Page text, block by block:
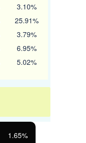
3.10%
25.91%
3.79%
6.95%
5.02%
0.07%